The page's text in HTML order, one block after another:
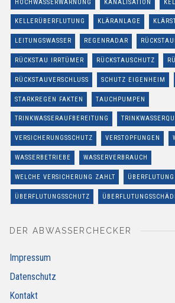
HOCHWASSERWARNUNG KANALISATION
KELLERÜBERFLUTUNG KLÄRANLAGE
LEITUNGSWASSER REGENRADAR
RÜCKSTAU IRRTÜMER RÜCKSTAUSCHUTZ
RÜCKSTAUVERSCHLUSS SCHUTZ EIGENHEIM
STARKREGEN FAKTEN TAUCHPUMPEN
TRINKWASSERAUFBEREITUNG
VERSICHERUNGSSCHUTZ VERSTOPFUNGEN
WASSERBETRIEBE WASSERVERBRAUCH
WELCHE VERSICHERUNG ZAHLT ÜBERFLUTUNG
ÜBERFLUTUNGSSCHUTZ
DER ABWASSERCHECKER
Impressum
Datenschutz
Kontakt